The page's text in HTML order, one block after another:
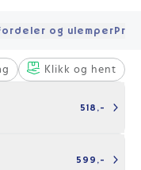
og ulemperPris
Klikk og hent
518,-
599,-